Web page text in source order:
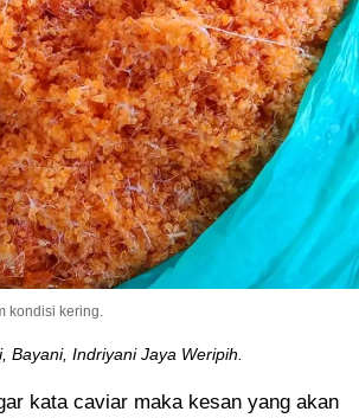
kondisi kering.
Bayani, Indriyani Jaya Weripih.
kata caviar maka kesan yang akan